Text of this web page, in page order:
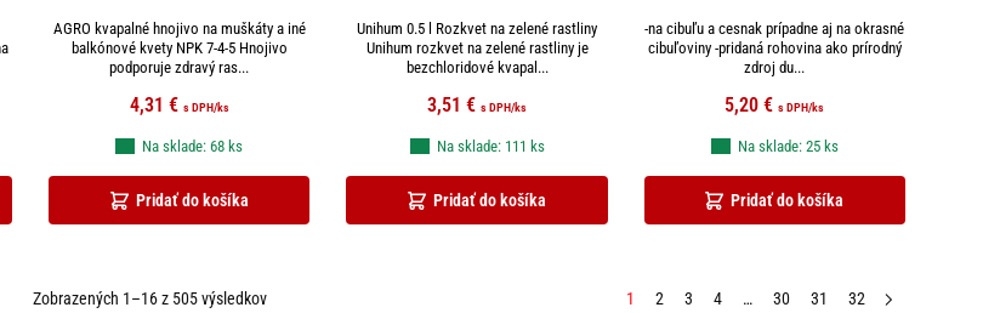
AGRO kvapalné hnojivo na muškáty a iné
balkónové kvety NPK 7-4-5 Hnojivo
podporuje zdravý ras...
4,31 € s DPH/ks
Pridať do košíka
Na sklade: 68 ks
Unihum 0.5 l Rozkvet na zelené rastliny
Unihum rozkvet na zelené rastliny je
bezchloridové kvapal...
3,51 € s DPH/ks
Pridať do košíka
Na sklade: 111 ks
-na cibuľu a cesnak prípadne aj na okrasné
cibuľoviny -pridaná rohovina ako prírodný
zdroj du...
5,20€ s DPH/ks
Pridať do košíka
Na sklade: 25 ks
Zobrazených 1–16 z 505 výsledkov 1 2 3 4 … 30 31 32